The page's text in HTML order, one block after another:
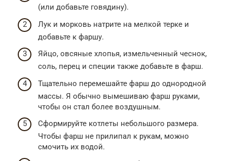
(или добавьте говядину).
Лук и морковь натрите на мелкой терке и
добавьте к фаршу.
Яйцо, овсяные хлопья, измельченный чеснок,
соль, перец и специи также добавьте в фарш.
Тщательно перемешайте фарш до однородной
массы. Я обычно вымешиваю фарш руками,
чтобы он стал более воздушным.
Сформируйте котлеты небольшого размера.
Чтобы фарш не прилипал к рукам, можно
смочить их водой.